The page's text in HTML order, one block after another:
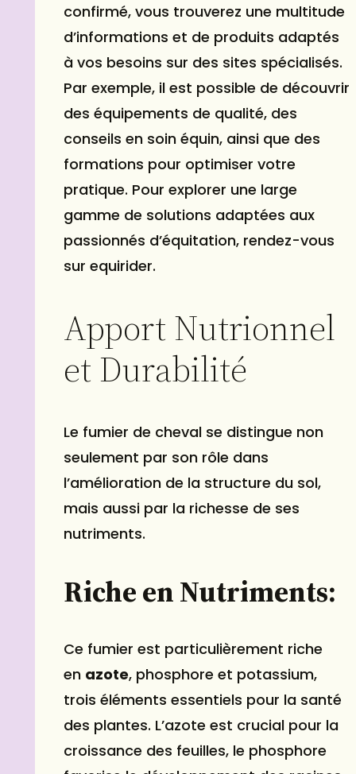
confirmé, vous trouverez une multitude
d’informations et de produits adaptés
à vos besoins sur des sites spécialisés.
Par exemple, il est possible de découvrir
des équipements de qualité, des
conseils en soin équin, ainsi que des
formations pour optimiser votre
pratique. Pour explorer une large
gamme de solutions adaptées aux
passionnés d’équitation, rendez-vous
sur equirider.
Apport Nutrionnel
et Durabilité
Le fumier de cheval se distingue non
seulement par son rôle dans
l’amélioration de la structure du sol,
mais aussi par la richesse de ses
nutriments.
Riche en Nutriments:
Ce fumier est particulièrement riche
en azote, phosphore et potassium,
trois éléments essentiels pour la santé
des plantes. L’azote est crucial pour la
croissance des feuilles, le phosphore